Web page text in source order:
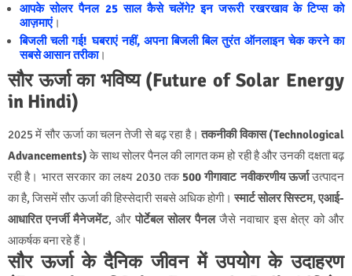
आपके सोलर पैनल 25 साल कैसे चलेंगे? इन जरूरी रखरखाव के टिप्स को
आज़माएं।
बिजली चली गई! घबराएं नहीं, अपना बिजली बिल तुरंत ऑनलाइन चेक करने का
सबसे आसान तरीका।
सौर ऊर्जा का भविष्य (Future of Solar Energy
in Hindi)
2025 में सौर ऊर्जा का चलन तेजी से बढ़ रहा है।तकनीकी विकास (Technological
Advancements)के साथ सोलर पैनल की लागत कम हो रही है और उनकी दक्षता बढ़
रही है। भारत सरकार का लक्ष्य 2030 तक 500 गीगावाट नवीकरणीय ऊर्जाउत्पादन
का है, जिसमें सौर ऊर्जा की हिस्सेदारी सबसे अधिक होगी।स्मार्ट सोलर सिस्टम,एआई-
आधारित एनर्जी मैनेजमेंट, औरपोर्टेबल सोलर पैनलजैसे नवाचार इस क्षेत्र को और
आकर्षक बना रहे हैं।
सौर ऊर्जा के दैनिक जीवन में उपयोग के उदाहरण